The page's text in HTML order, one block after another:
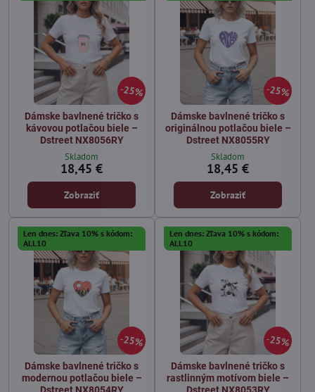
25%
Dámske bavlnené tričko s
kávovou potlačou biele –
Dstreet NX8056RY
Skladom
18,45 €
Zobraziť
25%
Dámske bavlnené tričko s
originálnou potlačou biele –
Dstreet NX8055RY
Skladom
18,45 €
Zobraziť
25%
Len dnes: Zľava 10% s kódom:
ALL10
Dámske bavlnené tričko s
modernou potlačou biele –
Dstreet NX8054RY
25%
Len dnes: Zľava 10% s kódom:
ALL10
Dámske bavlnené tričko s
rastlinným motívom biele –
Dstreet NX8053RY